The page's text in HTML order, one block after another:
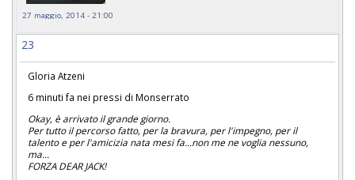
27 maggio, 2014 - 21:00
23
Gloria Atzeni
6 minuti fa nei pressi di Monserrato
Okay, è arrivato il grande giorno.
Per tutto il percorso fatto, per la bravura, per l'impegno, per il
talento e per l'amicizia nata mesi fa...non me ne voglia nessuno,
ma...
FORZA DEAR JACK!